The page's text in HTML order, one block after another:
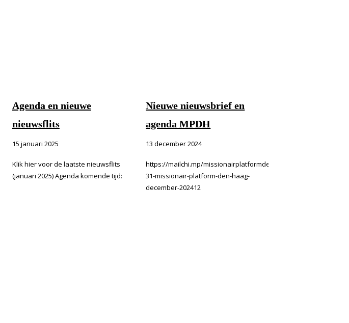
Agenda en nieuwe
nieuwsflits
15 januari 2025
Klik hier voor de laatste nieuwsflits
(januari 2025) Agenda komende tijd:
Nieuwe nieuwsbrief en
agenda MPDH
13 december 2024
https://mailchi.mp/missionairplatformdenhaag.nl/nieuwsbrief-
31-missionair-platform-den-haag-
december-202412